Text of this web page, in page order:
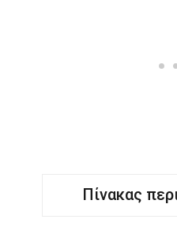
Πίνακας